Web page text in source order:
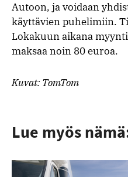
Autoon, ja voidaan
käyttävien puhelimiin.
Lokakuun aikana
maksaa noin 80 euroa.
Kuvat: TomTom
Lue myös